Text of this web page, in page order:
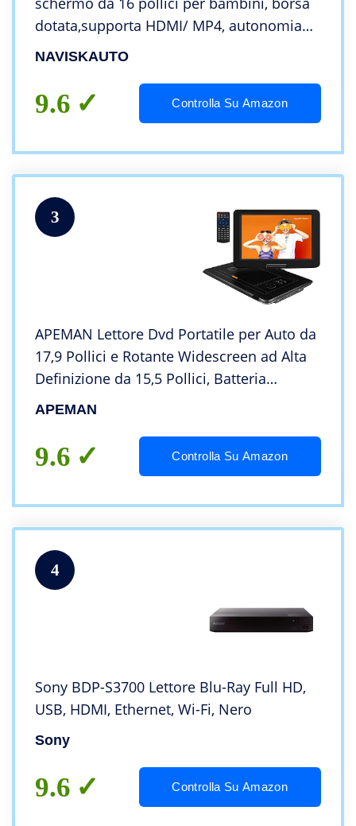
dotata,supporta HDMI/ MP4, autonomia
da 5 ore, USB/TF/AV IN/OUT/region free,18
NAVISKAUTO
9.6 Controlla Su Amazon
3
APEMAN Lettore Dvd Portatile per Auto da
17,9 Pollici e Rotante Widescreen ad Alta
Definizione da 15,5 Pollici, Batteria
Ricaricabile da 6 Ore, Supporto per
APEMAN
9.6 Controlla Su Amazon
4
Sony BDP-S3700 Lettore Blu-Ray Full HD,
USB, HDMI, Ethernet, Wi-Fi, Nero
Sony
9.6 Controlla Su Amazon